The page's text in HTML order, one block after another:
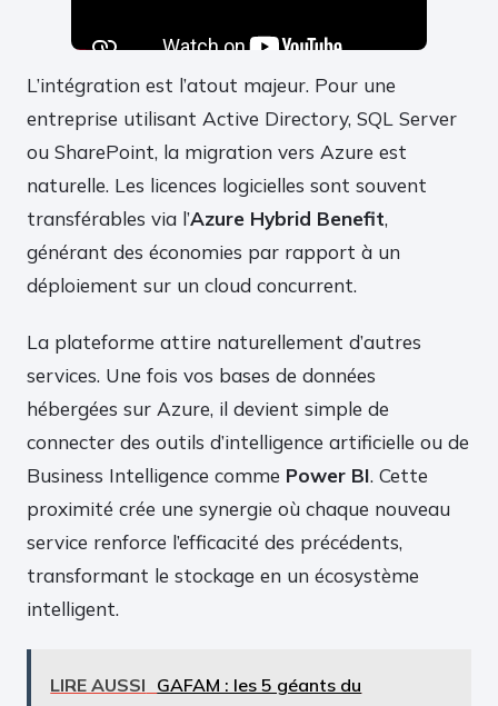
L’intégration est l’atout majeur. Pour une
entreprise utilisant Active Directory, SQL Server
ou SharePoint, la migration vers Azure est
naturelle. Les licences logicielles sont souvent
transférables via l’Azure Hybrid Benefit,
générant des économies par rapport à un
déploiement sur un cloud concurrent.
La plateforme attire naturellement d’autres
services. Une fois vos bases de données
hébergées sur Azure, il devient simple de
connecter des outils d’intelligence artificielle ou de
Business Intelligence comme Power BI. Cette
proximité crée une synergie où chaque nouveau
service renforce l’efficacité des précédents,
transformant le stockage en un écosystème
intelligent.
LIRE AUSSI GAFAM : les 5 géants du